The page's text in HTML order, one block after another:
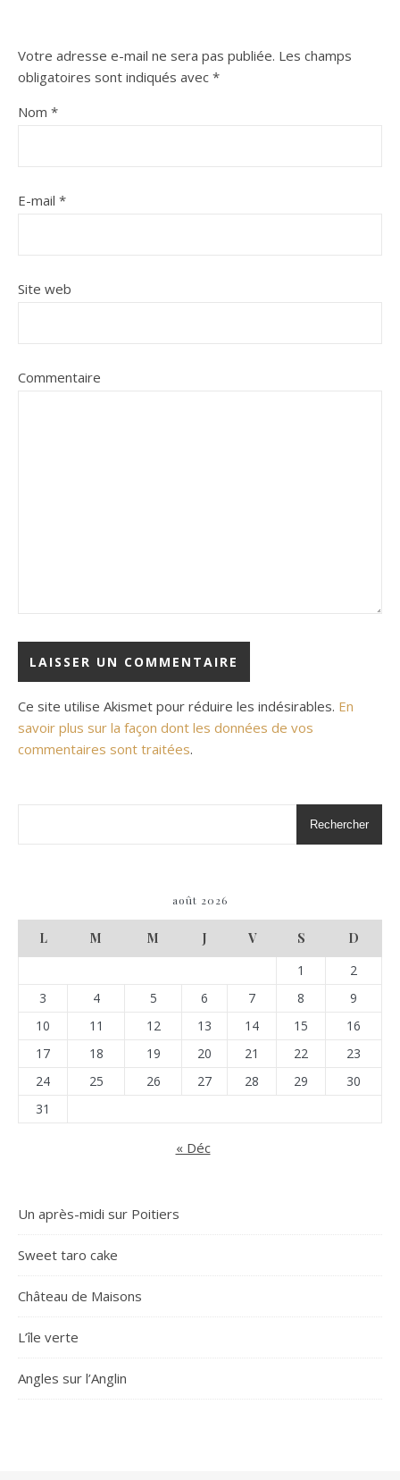
Votre adresse e-mail ne sera pas publiée. Les champs
obligatoires sont indiqués avec *
Nom *
E-mail *
Site web
Commentaire
Ce site utilise Akismet pour réduire les indésirables. En
savoir plus sur la façon dont les données de vos
commentaires sont traitées.
Rechercher
août 2026
L M M J V S
D
1
2
3
4 5 6 7 8
9
10
11 12 13 14 15
16
17
18 19 20 21 22
23
24
25 26 27 28 29
30
31
« Déc
Un après-midi sur Poitiers
Sweet taro cake
Château de Maisons
L’île verte
Angles sur l’Anglin